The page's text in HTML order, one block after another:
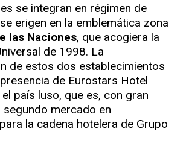
se integran en régimen de
erigen en la emblemática zona
las Naciones, que acogiera la
de 1998. La
de estos dos establecimientos
de Eurostars Hotel
país luso, que es, con gran
segundo mercado en
la cadena hotelera de Grupo